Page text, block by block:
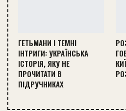
ГЕТЬМАНИ І ТЕМНІ
ІНТРИГИ: УКРАЇНСЬКА
ІСТОРІЯ, ЯКУ НЕ
ПРОЧИТАТИ В
ПІДРУЧНИКАХ